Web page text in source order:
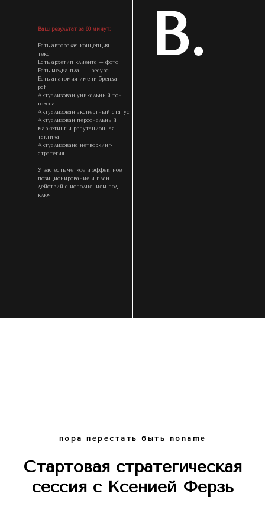
Ваш результат за 60 минут:
Есть авторская концепция –
текст
Есть архетип клиента – фото
Есть медиа-план – ресурс
Есть анатомия имени-бренда –
pdf
Актуализован уникальный тон
голоса
Актуализован экспертный статус
Актуализован персональный
маркетинг и репутационная
тактика
Актуализована нетворкинг-
стратегия
У вас есть четкое и эффектное
позиционирование и план
действий с исполнением под
ключ
B.
пора перестать быть noname
Стартовая стратегическая
сессия с Ксенией Ферзь